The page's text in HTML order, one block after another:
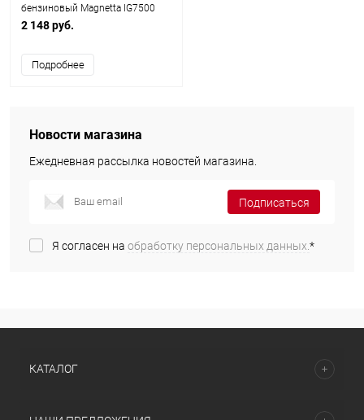
бензиновый Magnetta IG7500
2 148 руб.
Подробнее
Новости магазина
Ежедневная рассылка новостей магазина.
Подписаться
Я согласен на обработку персональных данных.*
КАТАЛОГ